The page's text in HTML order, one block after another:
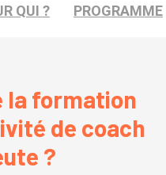
QUI ? PROGRAMME
la formation
de coach
?